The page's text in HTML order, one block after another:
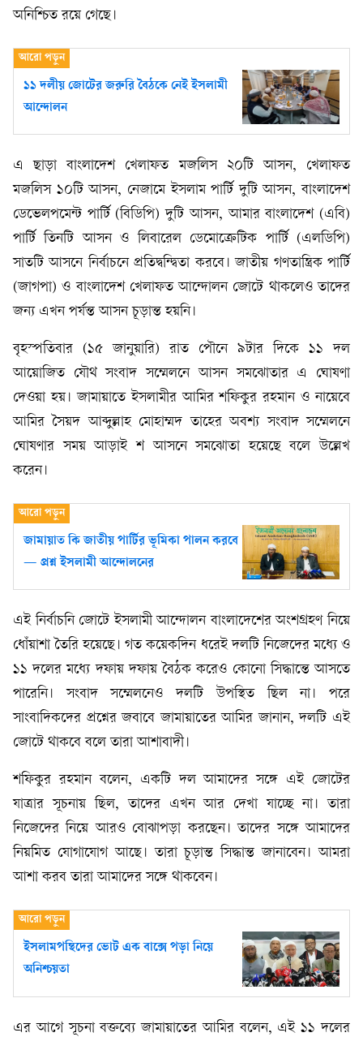
অনিশ্চিত রয়ে গেছে।
১১ দলীয় জোটের জরুরি বৈঠকে নেই ইসলামী
আন্দোলন
এ ছাড়া বাংলাদেশ খেলাফত মজলিস ২০টি আসন, খেলাফত
মজলিস ১০টি আসন, নেজামে ইসলাম পার্টি দুটি আসন, বাংলাদেশ
ডেভেলপমেন্ট পার্টি (বিডিপি) দুটি আসন, আমার বাংলাদেশ (এবি)
পার্টি তিনটি আসন ও লিবারেল ডেমোক্রেটিক পার্টি (এলডিপি)
সাতটি আসনে নির্বাচনে প্রতিদ্বন্দ্বিতা করবে। জাতীয় গণতান্ত্রিক পার্টি
(জাগপা) ও বাংলাদেশ খেলাফত আন্দোলন জোটে থাকলেও তাদের
জন্য এখন পর্যন্ত আসন চূড়ান্ত হয়নি।
বৃহস্পতিবার (১৫ জানুয়ারি) রাত পৌনে ৯টার দিকে ১১ দল
আয়োজিত যৌথ সংবাদ সম্মেলনে আসন সমঝোতার এ ঘোষণা
দেওয়া হয়। জামায়াতে ইসলামীর আমির শফিকুর রহমান ও নায়েবে
আমির সৈয়দ আব্দুল্লাহ মোহাম্মদ তাহের অবশ্য সংবাদ সম্মেলনে
ঘোষণার সময় আড়াই শ আসনে সমঝোতা হয়েছে বলে উল্লেখ
করেন।
জামায়াত কি জাতীয় পার্টির ভূমিকা পালন করবে
— প্রশ্ন ইসলামী আন্দোলনের
এই নির্বাচনি জোটে ইসলামী আন্দোলন বাংলাদেশের অংশগ্রহণ নিয়ে
ধোঁয়াশা তৈরি হয়েছে। গত কয়েকদিন ধরেই দলটি নিজেদের মধ্যে ও
১১ দলের মধ্যে দফায় দফায় বৈঠক করেও কোনো সিদ্ধান্তে আসতে
পারেনি। সংবাদ সম্মেলনেও দলটি উপস্থিত ছিল না। পরে
সাংবাদিকদের প্রশ্নের জবাবে জামায়াতের আমির জানান, দলটি এই
জোটে থাকবে বলে তারা আশাবাদী।
শফিকুর রহমান বলেন, একটি দল আমাদের সঙ্গে এই জোটের
যাত্রার সূচনায় ছিল, তাদের এখন আর দেখা যাচ্ছে না। তারা
নিজেদের নিয়ে আরও বোঝাপড়া করছেন। তাদের সঙ্গে আমাদের
নিয়মিত যোগাযোগ আছে। তারা চূড়ান্ত সিদ্ধান্ত জানাবেন। আমরা
আশা করব তারা আমাদের সঙ্গে থাকবেন।
ইসলামপন্থিদের ভোট এক বাক্সে পড়া নিয়ে
অনিশ্চয়তা
এর আগে সূচনা বক্তব্যে জামায়াতের আমির বলেন, এই ১১ দলের